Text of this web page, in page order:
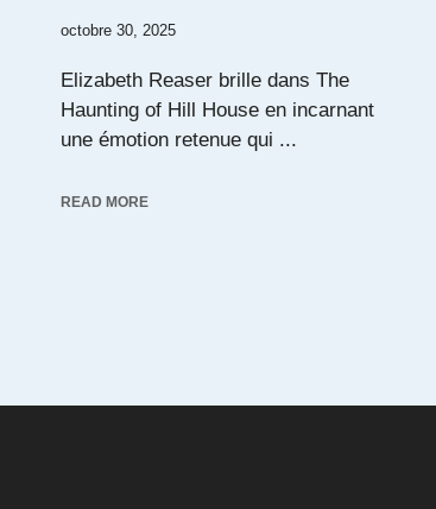
octobre 30, 2025
Elizabeth Reaser brille dans The
Haunting of Hill House en incarnant
une émotion retenue qui ...
READ MORE